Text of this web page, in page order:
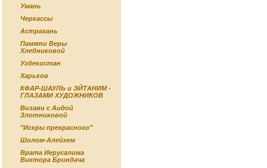
Умань
Черкассы
Астрахань
Памяти Веры
Хлебниковой
Узбекистан
Харьков
КФАР-ШАУЛЬ и ЭЙТАНИМ -
ГЛАЗАМИ ХУДОЖНИКОВ
Визави с Аидой
Злотниковой
"Искры прекрасного"
Шолом-Алейхем
Врата Иерусалима
Виктора Бриндача